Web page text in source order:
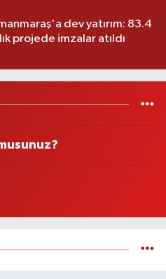
dev yatırım: 83.4
projede imzalar atıldı